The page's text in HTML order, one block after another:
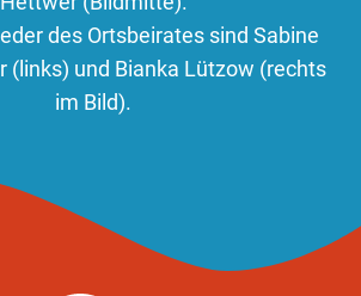
des Ortsbeirates sind Sabine
(links) und Bianka Lützow (rechts
im Bild).